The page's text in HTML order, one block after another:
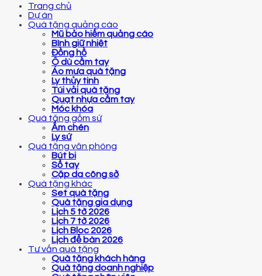
Trang chủ
Dự án
Quà tặng quảng cáo
Mũ bảo hiểm quảng cáo
Bình giữ nhiệt
Đồng hồ
Ô dù cầm tay
Áo mưa quà tặng
Ly thủy tinh
Túi vải quà tặng
Quạt nhựa cầm tay
Móc khóa
Quà tặng gốm sứ
Ấm chén
Ly sứ
Quà tặng văn phòng
Bút bi
Sổ tay
Cặp da công sở
Quà tặng khác
Set quà tặng
Quà tặng gia dụng
Lịch 5 tờ 2026
Lịch 7 tờ 2026
Lịch Bloc 2026
Lịch để bàn 2026
Tư vấn quà tặng
Quà tặng khách hàng
Quà tặng doanh nghiệp